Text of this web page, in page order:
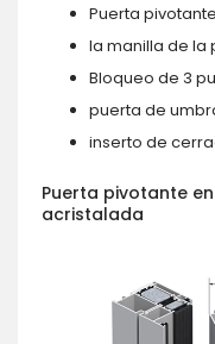
Puerta
la manilla de la
Bloqueo de 3
puerta de
inserto de
Puerta pivotante
acristalada